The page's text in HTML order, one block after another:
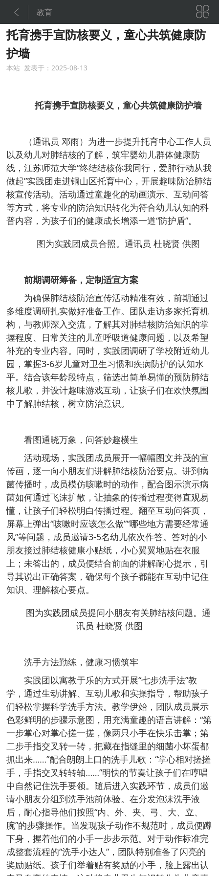
 教育 
托育携手宣防核要义，童心共筑健康防
护墙
本站 发表于：2025-08-13
托育携手宣防核要义，童心共筑健康防护墙
（通讯员 邓雨）为进一步提升托育中心工作人员
以及幼儿对肺结核的了解，筑牢婴幼儿群体健康防
线，江苏师范大学“终结结核你我同行，爱肺行动从我
做起”实践团走进铜山区托育中心，开展趣味防治肺结
核宣传活动。活动通过童趣化的动画演示、互动问答
等方式，将专业的防治知识转化为符合幼儿认知的科
普内容，为孩子们的健康成长增添一道“防护盾”。
图为实践团成员合照。通讯员 杜晓贤 供图
前期调研筹备，定制适宜方案
为确保肺结核防治宣传活动精准有效，前期通过
多维度调研扎实做好准备工作。团队走访多家托育机
构，与教师深入交流，了解其对肺结核防治知识的掌
握程度、日常关注的儿童呼吸道健康问题，以及希望
补充的专业内容。同时，实践团调研了学校附近幼儿
园，掌握3-6岁儿童对卫生习惯和疾病防护的认知水
平。结合该年龄段特点，筛选出简单易懂的预防肺结
核儿歌，并设计趣味游戏互动，让孩子们在欢快氛围
中了解肺结核，树立防治意识。
看图通晓万象，问答妙趣横生
活动现场，实践团成员展开一幅幅图文并茂的宣
传画，逐一向小朋友们讲解肺结核防治要点。讲到病
菌传播时，成员模仿咳嗽时的动作，配合图示演示病
菌如何通过飞沫扩散，让抽象的传播过程变得直观易
懂，让孩子们轻松明白传播过程。翻至互动问答页，
屏幕上弹出“咳嗽时应该怎么做”“哪些地方需要经常通
风”等问题，成员邀请3-5名幼儿依次作答。答对的小
朋友接过肺结核健康小贴纸，小心翼翼地贴在衣服
上；未答出的，成员便结合前面的讲解耐心提示，引
导其说出正确答案，确保每个孩子都能在互动中记住
知识、理解核心要点。
图为实践团成员提问小朋友有关肺结核问题。通
讯员 杜晓贤 供图
洗手方法勤练，健康习惯筑牢
实践团以寓教于乐的方式开展“七步洗手法”教
学，通过生动讲解、互动儿歌和实操指导，帮助孩子
们轻松掌握科学洗手方法。教学伊始，团队成员展示
色彩鲜明的步骤示意图，用充满童趣的语言讲解：“第
一步掌心对掌心搓一搓，像两只小手在快乐击掌；第
二步手指交叉转一转，把藏在指缝里的细菌小坏蛋都
抓出来……”配合朗朗上口的洗手儿歌：“掌心相对搓搓
手，手指交叉转转轴……”明快的节奏让孩子们在哼唱
中自然记住洗手要领。随后进入实践环节，成员们邀
请小朋友分组到洗手池前体验。在分发泡沫洗手液
后，耐心指导他们按照“内、外、夹、弓、大、立、
腕”的步骤操作。当发现孩子动作不规范时，成员便蹲
下身，握着他们的小手一步步示范。对于动作标准完
成整套流程的“洗手小达人”，团队特别准备了闪亮的
奖励贴纸。孩子们举着贴有奖励的小手，脸上露出认